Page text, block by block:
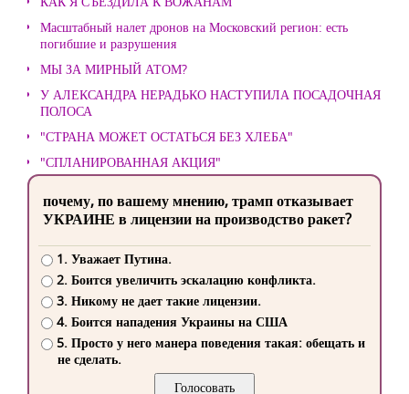
Масштабный налет дронов на Московский регион: есть
погибшие и разрушения
МЫ ЗА МИРНЫЙ АТОМ?
У АЛЕКСАНДРА НЕРАДЬКО НАСТУПИЛА ПОСАДОЧНАЯ
ПОЛОСА
"СТРАНА МОЖЕТ ОСТАТЬСЯ БЕЗ ХЛЕБА"
"СПЛАНИРОВАННАЯ АКЦИЯ"
почему, по вашему мнению, трамп отказывает
УКРАИНЕ в лицензии на производство ракет?
1. Уважает Путина.
2. Боится увеличить эскалацию конфликта.
3. Никому не дает такие лицензии.
4. Боится нападения Украины на США
5. Просто у него манера поведения такая: обещать и
не сделать.